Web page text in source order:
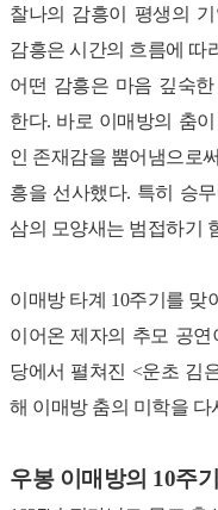
찰나의 감흥이 평생의
감흥은 시간의 흐름에 따
어떤 감흥은 마음 깊숙
한다. 바로 이매방의 춤
인 존재감을 뿜어냄으로
흥을 선사했다. 특히 승
삼의 모양새는 범접하기
이매방 타계 10주기를 맞
이어온 제자의 추모 공연
당에서 펼쳐진 <운초 김
해 이매방 춤의 미학을 다
우봉 이매방의 10주